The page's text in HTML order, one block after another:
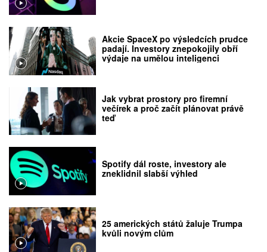
Akcie SpaceX po výsledcích prudce
padají. Investory znepokojily obří
výdaje na umělou inteligenci
Jak vybrat prostory pro firemní
večírek a proč začít plánovat právě
teď
Spotify dál roste, investory ale
zneklidnil slabší výhled
25 amerických států žaluje Trumpa
kvůli novým clům